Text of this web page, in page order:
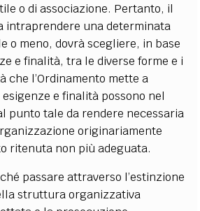
o di associazione. Pertanto, il
intraprendere una determinata
o meno, dovrà scegliere, in base
e finalità, tra le diverse forme e i
che l’Ordinamento mette a
e finalità possono nel
punto tale da rendere necessaria
originariamente
ritenuta non più adeguata.
passare attraverso l’estinzione
struttura organizzativa